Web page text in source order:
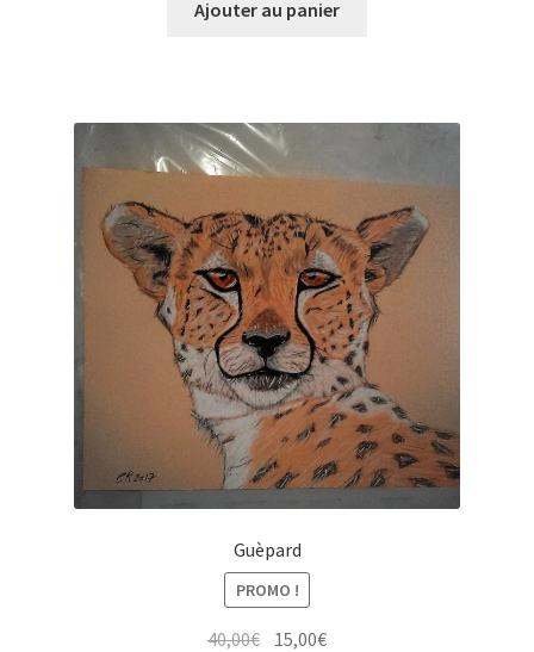
initial
actuel
Ajouter au panier
Guèpard
PROMO !
40,00€ Le15,00€Le